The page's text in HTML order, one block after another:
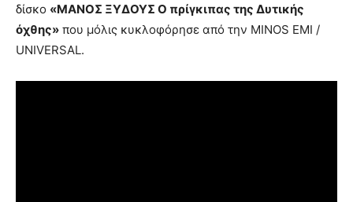
δίσκο «ΜΑΝΟΣ ΞΥΔΟΥΣ Ο πρίγκιπας της Δυτικής
όχθης» που μόλις κυκλοφόρησε από την MINOS EMI /
UNIVERSAL.